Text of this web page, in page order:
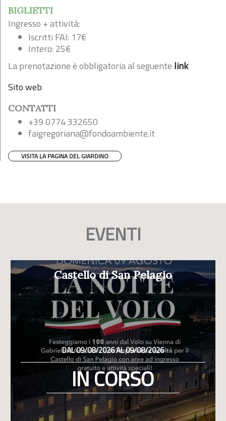
BIGLIETTI
Ingresso + attività:
Iscritti FAI: 17€
Intero: 25€
La prenotazione è obbligatoria al seguente link
Sito web
CONTATTI
+39 0774 332650
faigregoriana@fondoambiente.it
VISITA LA PAGINA DEL GIARDINO
EVENTI
Castello di San Pelagio
DAL 09/08/2026 AL 09/08/2026
IN CORSO